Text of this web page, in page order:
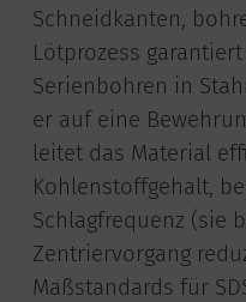
Schneidkanten,
Lötprozess
Serienbohren in
er auf eine
leitet das Material
Kohlenstoffgehalt,
Schlagfrequenz (sie
Zentriervorgang
Maßstandards für